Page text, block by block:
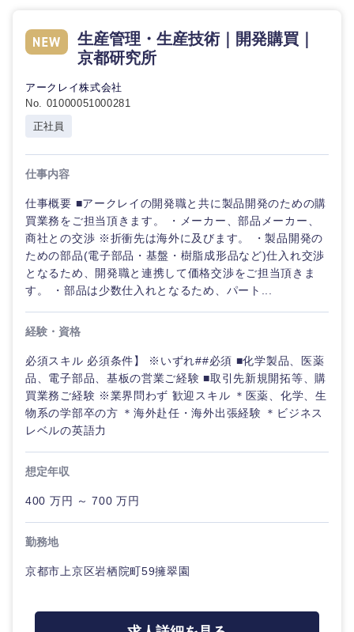
選択する
生産管理・生産技術｜開発購買｜
京都研究所
アークレイ株式会社
No. 01000051000281
正社員
仕事内容
仕事概要 ■アークレイの開発職と共に製品開発のための購
買業務をご担当頂きます。 ・メーカー、部品メーカー、
商社との交渉 ※折衝先は海外に及びます。 ・製品開発の
ための部品(電子部品・基盤・樹脂成形品など)仕入れ交渉
となるため、開発職と連携して価格交渉をご担当頂きま
す。 ・部品は少数仕入れとなるため、パート...
経験・資格
必須スキル 必須条件】 ※いずれ##必須 ■化学製品、医薬
品、電子部品、基板の営業ご経験 ■取引先新規開拓等、購
買業務ご経験 ※業界問わず 歓迎スキル ＊医薬、化学、生
物系の学部卒の方 ＊海外赴任・海外出張経験 ＊ビジネス
レベルの英語力
想定年収
400 万円 ～ 700 万円
勤務地
京都市上京区岩栖院町59擁翠園